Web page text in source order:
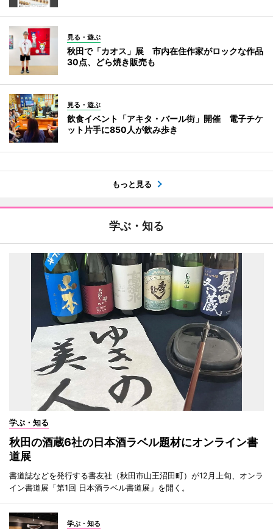
見る・遊ぶ
秋田で「カオス」展 市内在住作家がロックな作品
30点、どら焼き販売も
見る・遊ぶ
飲食イベント「アキタ・バール街」開催 電子チケ
ット片手に850人が飲み歩き
もっと見る
学ぶ・知る
学ぶ・知る
秋田の酒蔵6社の日本酒ラベル題材にオンライン書
道展
書道誌などを発行する書友社（秋田市山王沼田町）が12月上旬、オンラ
イン書道展「第1回 日本酒ラベル書道展」を開く。
学ぶ・知る